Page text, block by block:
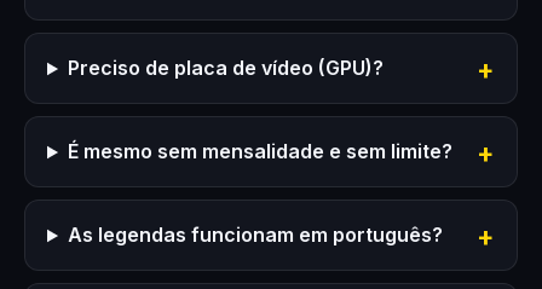
Preciso de placa de vídeo (GPU)?
É mesmo sem mensalidade e sem limite?
As legendas funcionam em português?